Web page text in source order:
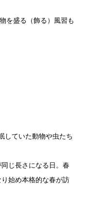
を盛る（飾る）風習も
していた動物や虫たち
じ長さになる日。春
始め本格的な春が訪